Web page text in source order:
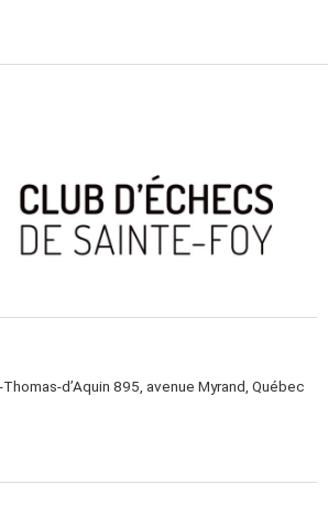
d’Aquin 895, avenue Myrand, Québec